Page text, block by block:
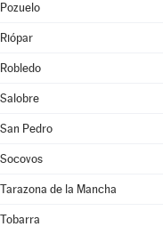
Pozuelo
Riópar
Robledo
Salobre
San Pedro
Socovos
Tarazona de la Mancha
Tobarra